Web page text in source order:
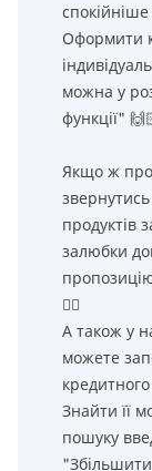
спокійніше
Оформити
можна у
функції"
Якщо ж
продуктів
залюбки
👌🏻
А також у
можете
кредитного
Знайти її
пошуку